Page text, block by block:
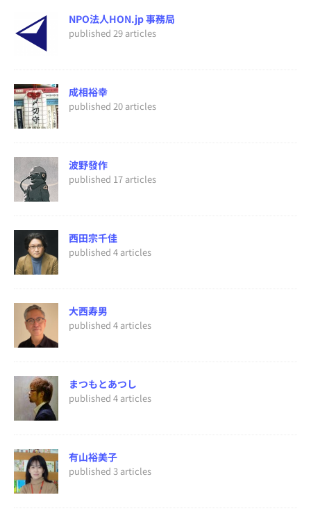
NPO法人HON.jp 事務局
published 29 articles
成相裕幸
published 20 articles
波野發作
published 17 articles
西田宗千佳
published 4 articles
大西寿男
published 4 articles
まつもとあつし
published 4 articles
有山裕美子
published 3 articles